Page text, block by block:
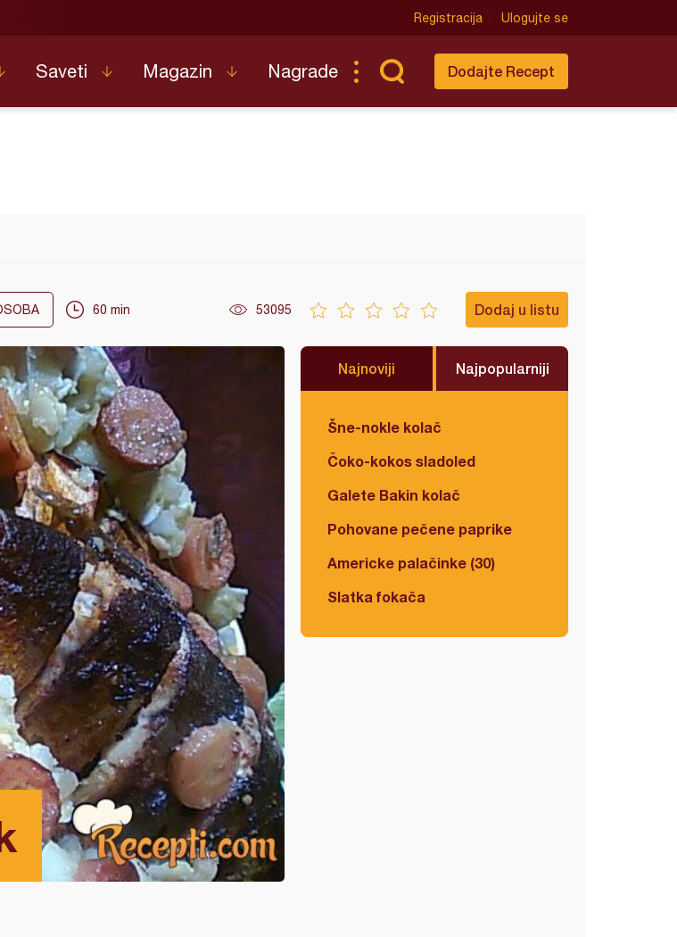
Registracija Ulogujte se
Saveti Magazin Nagrade Dodajte Recept
60 min 53095 Dodaj u listu
Najnoviji Najpopularniji
Šne-nokle kolač
Čoko-kokos sladoled
Galete Bakin kolač
Pohovane pečene paprike
Americke palačinke (30)
Slatka fokača